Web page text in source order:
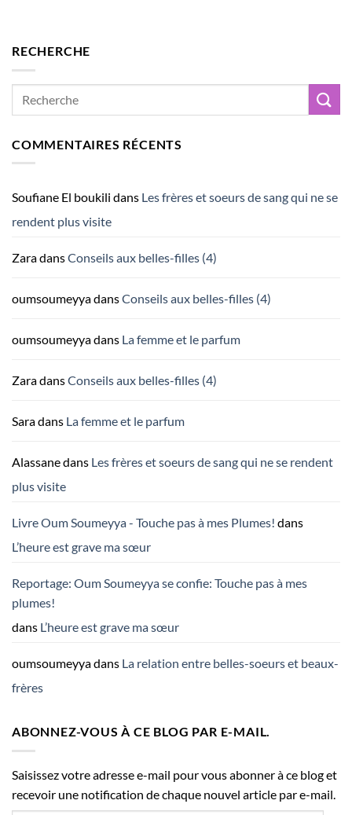
RECHERCHE
COMMENTAIRES RÉCENTS
Soufiane El boukili dans Les frères et soeurs de sang qui ne se
rendent plus visite
ZaradansConseils aux belles-filles (4)
oumsoumeyyadansConseils aux belles-filles (4)
oumsoumeyyadans La femme et le parfum
ZaradansConseils aux belles-filles (4)
Saradans La femme et le parfum
Alassanedans Les frères et soeurs de sang qui ne se rendent
plus visite
Livre Oum Soumeyya - Touche pas à mes Plumes! dans
L’heure est grave ma sœur
Reportage: Oum Soumeyya se confie: Touche pas à mes
plumes!
dans L’heure est grave ma sœur
oumsoumeyyadans La relation entre belles-soeurs et beaux-
frères
ABONNEZ-VOUS À CE BLOG PAR E-MAIL.
Saisissez votre adresse e-mail pour vous abonner à ce blog et
recevoir une notification de chaque nouvel article par e-mail.